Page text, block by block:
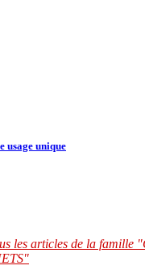
usage unique
les articles de la famille